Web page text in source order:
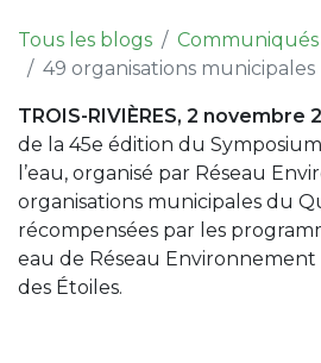
Tous les blogs
Communiqués
49 organisations municipales récompensées pour leur gestion de
TROIS-RIVIÈRES, 2 novembre
de la 45e édition du
l’eau, organisé par Réseau
organisations municipales du
récompensées par les
eau de Réseau
des Étoiles.